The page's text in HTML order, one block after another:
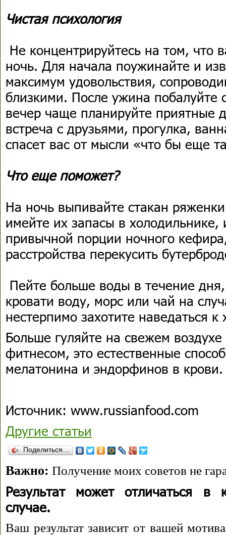
Чистая психология
Не концентрируйтесь на том, что
ночь. Для начала поужинайте и
максимум удовольствия,
близкими. После ужина побалуйте
вечер чаще планируйте приятные
встреча с друзьями, прогулка,
спасет вас от мысли «что бы еще
Что еще поможет?
На ночь выпивайте стакан
имейте их запасы в
привычной порции ночного
расстройства перекусить
Пейте больше воды в течение
кровати воду, морс или чай на
нестерпимо захотите наведаться
Больше гуляйте на свежем
фитнесом, это естественные
мелатонина и эндорфинов в крови.
Источник: www.russianfood.com
Другие статьи
Поделиться…
Важно: Получение моих советов не
Результат может отличаться в
случае.
Ваш результат зависит от вашей